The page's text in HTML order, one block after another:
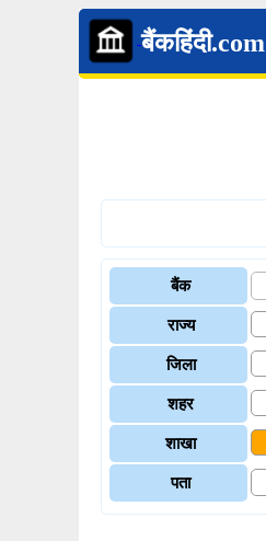
बैंकहिंदी.com
बैंक
राज्य
जिला
शहर
शाखा
पता